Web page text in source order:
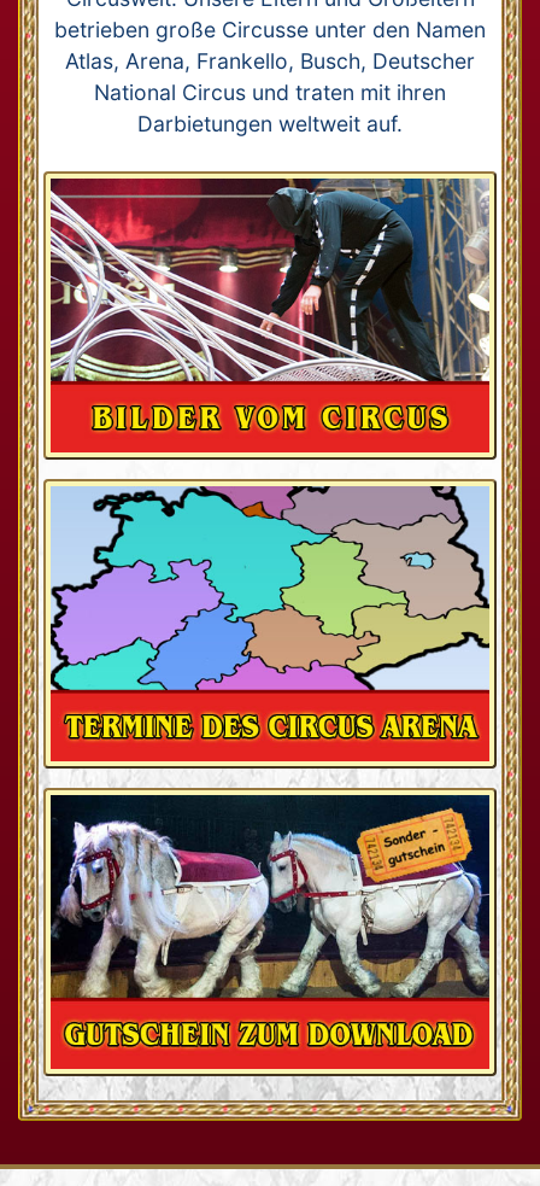
betrieben große Circusse unter den Namen
Atlas, Arena, Frankello, Busch, Deutscher
National Circus und traten mit ihren
Darbietungen weltweit auf.